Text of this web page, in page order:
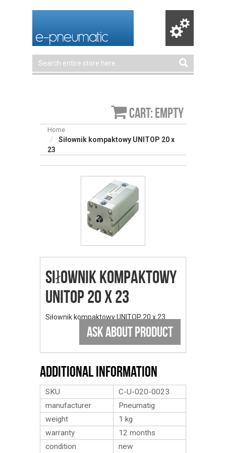
Cart: empty
Home
Siłownik kompaktowy UNITOP 20 x
23
Siłownik kompaktowy
UNITOP 20 x 23
Siłownik kompaktowy UNITOP 20 x 23
ASK ABOUT PRODUCT
Additional Information
SKU
C-U-020-0023
manufacturer
Pneumatig
weight
1 kg
warranty
12 months
condition
new